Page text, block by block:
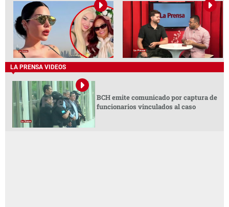
LA PRENSA VIDEOS
BCH emite comunicado por captura de
funcionarios vinculados al caso